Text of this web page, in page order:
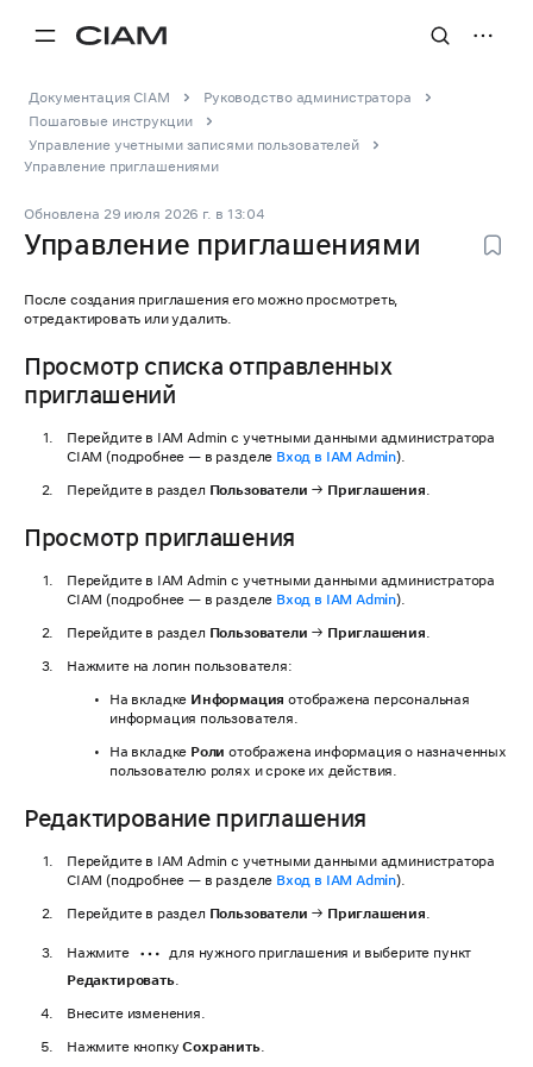
Документация CIAM
Руководство администратора
Пошаговые инструкции
Управление учетными записями пользователей
Управление приглашениями
Обновлена 29 июля 2026 г. в 13:04
Управление приглашениями
После создания приглашения его можно просмотреть,
отредактировать или удалить.
Просмотр списка отправленных
приглашений
Перейдите в IAM Admin с учетными данными администратора
CIAM (подробнее — в разделе Вход в IAM Admin).
Перейдите в раздел Пользователи → Приглашения.
Просмотр приглашения
Перейдите в IAM Admin с учетными данными администратора
CIAM (подробнее — в разделе Вход в IAM Admin).
Перейдите в раздел Пользователи → Приглашения.
Нажмите на логин пользователя:
На вкладке Информация отображена персональная
информация пользователя.
На вкладке Роли отображена информация о назначенных
пользователю ролях и сроке их действия.
Редактирование приглашения
Перейдите в IAM Admin с учетными данными администратора
CIAM (подробнее — в разделе Вход в IAM Admin).
Перейдите в раздел Пользователи → Приглашения.
Нажмите
для нужного приглашения и выберите пункт
Редактировать.
Внесите изменения.
Нажмите кнопкуСохранить.